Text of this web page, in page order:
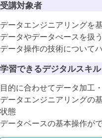
受講対象者
データエンジニアリングを
データやデータべースを扱
データ操作の技術について
学習できるデジタルスキル
目的に合わせてデータ加工
データエンジニアリングの
状態
データベースの基本操作が